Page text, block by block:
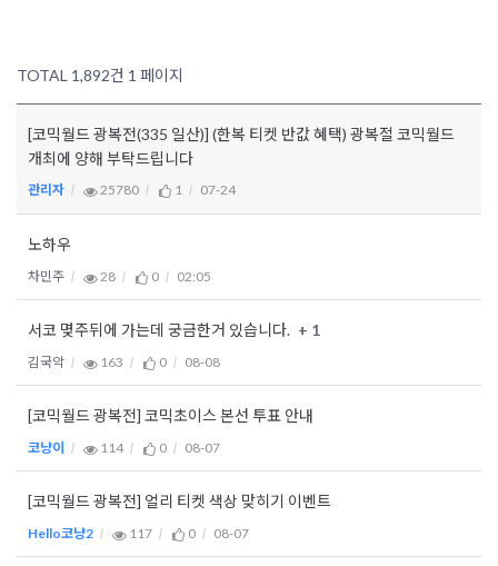
TOTAL 1,892건 1 페이지
[코믹월드 광복전(335 일산)] (한복 티켓 반값 혜택) 광복절 코믹월드
개최에 양해 부탁드립니다
관리자 25780 1 07-24
노하우
차민주 28 0 02:05
서코 몆주뒤에 가는데 궁금한거 있습니다. + 1
김국악 163 0 08-08
[코믹월드 광복전] 코믹초이스 본선 투표 안내
코냥이 114 0 08-07
[코믹월드 광복전] 얼리 티켓 색상 맞히기 이벤트
Hello코냥2 117 0 08-07